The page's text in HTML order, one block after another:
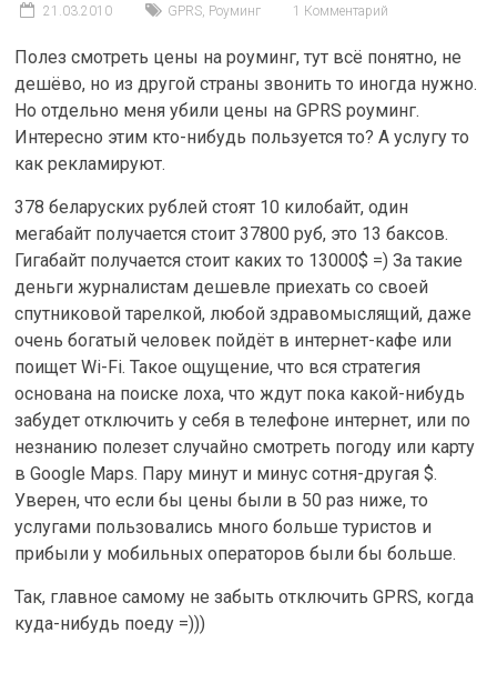
21.03.2010 GPRS, Роуминг 1 Комментарий
Полез смотреть цены на роуминг, тут всё понятно, не
дешёво, но из другой страны звонить то иногда нужно.
Но отдельно меня убили цены на GPRS роуминг.
Интересно этим кто-нибудь пользуется то? А услугу то
как рекламируют.
378 беларуских рублей стоят 10 килобайт, один
мегабайт получается стоит 37800 руб, это 13 баксов.
Гигабайт получается стоит каких то 13000$ =) За такие
деньги журналистам дешевле приехать со своей
спутниковой тарелкой, любой здравомыслящий, даже
очень богатый человек пойдёт в интернет-кафе или
поищет Wi-Fi. Такое ощущение, что вся стратегия
основана на поиске лоха, что ждут пока какой-нибудь
забудет отключить у себя в телефоне интернет, или по
незнанию полезет случайно смотреть погоду или карту
в Google Maps. Пару минут и минус сотня-другая $.
Уверен, что если бы цены были в 50 раз ниже, то
услугами пользовались много больше туристов и
прибыли у мобильных операторов были бы больше.
Так, главное самому не забыть отключить GPRS, когда
куда-нибудь поеду =)))